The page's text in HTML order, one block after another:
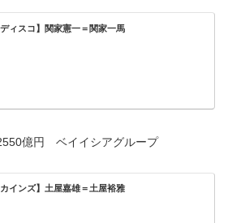
ディスコ】関家憲一＝関家一馬
億円 ベイイシアグループ
カインズ】土屋嘉雄＝土屋裕雅